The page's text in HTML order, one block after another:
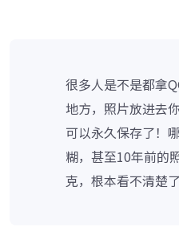
很多人是不是都拿
地方，照片放进去
可以永久保存了！
糊，甚至10年前的
克，根本看不清楚